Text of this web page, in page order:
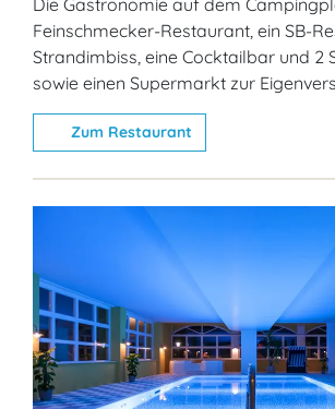
Feinschmecker-Restaurant, ein SB-
Strandimbiss, eine Cocktailbar und 2
sowie einen Supermarkt zur
Zum Restaurant